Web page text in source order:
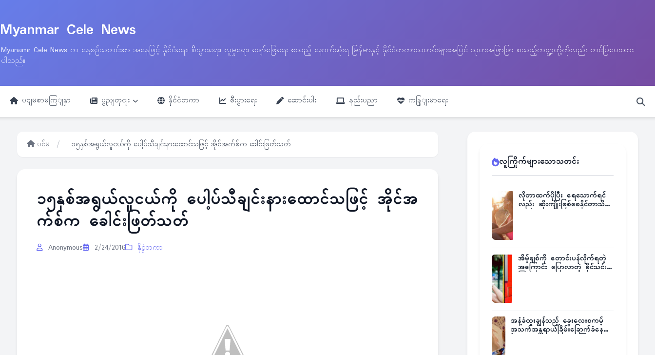
Myanmar Cele News
Myanamr Cele News က နေ့စဉ်သတင်းစာ အနေဖြင့် နိုင်ငံရေး၊ စီးပွားရေး၊ လူမှုရေး၊ ဖျော်ဖြေရေး စသည့် နောက်ဆုံးရ မြန်မာနှင့် နိုင်ငံတကာသတင်းများအပြင် သုတအဖြာဖြာ စသည့်ကဏ္ဍတို့ကိုလည်း တင်ပြပေးထား
ပါသည်။
ပငျမစာမကြျနှာ ပွညျတှငျး နိုင်ငံတကာ စီးပွားရေး ဆောင်းပါး နည်းပညာ ကနြျးမာရေး
ပင်မ / ၁၅နှစ်အရွယ်လူငယ်ကို ပေါ့ပ်သီချင်းနားထောင်သဖြင့် အိုင်အက်စ်က ခေါင်းဖြတ်သတ်
၁၅နှစ်အရွယ်လူငယ်ကို ပေါ့ပ်သီချင်းနားထောင်သဖြင့် အိုင်အ
က်စ်က ခေါင်းဖြတ်သတ်
Anonymous 2/24/2016 နိုင္ငံတကာ
လူကြိုက်များသောသတင်း
လိုတာထက်ပိုပြီး ရေသောက်ရင်
လည်း ဆိုးကျိုးဖြစ်စေနိုင်တာသိရဲ့
အိမ့်ချစ်ကို တောင်းပန်လိုက်ရတဲ့
အကြောင်း ပြောလာတဲ့ ခိုင်သင်း
အနံ့ခံထူးချွန်သည့် ခွေးလေးစကမ့်
အသက်အန္တရာယ်ခြိမ်းခြောက်ခံနေရ